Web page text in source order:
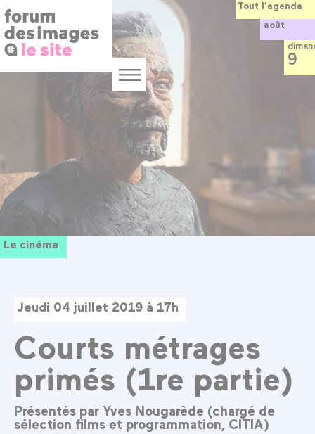
Panneau de gestion des cookies
au
contenu
principal
Menu
Le cinéma
Jeudi 04 juillet 2019 à 17h
Courts métrages
primés (1re partie)
Présentés par Yves Nougarède (chargé de
sélection films et programmation, CITIA)
Tout l’agenda
août
9